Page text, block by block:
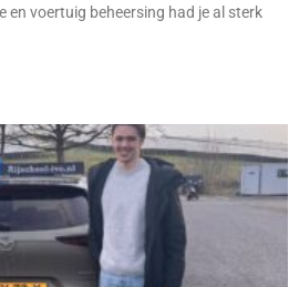
en voertuig beheersing had je al sterk